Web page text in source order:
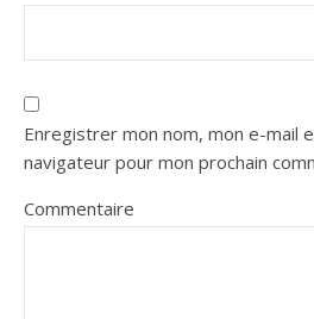
Enregistrer mon nom, mon e-mail
navigateur pour mon prochain
Commentaire